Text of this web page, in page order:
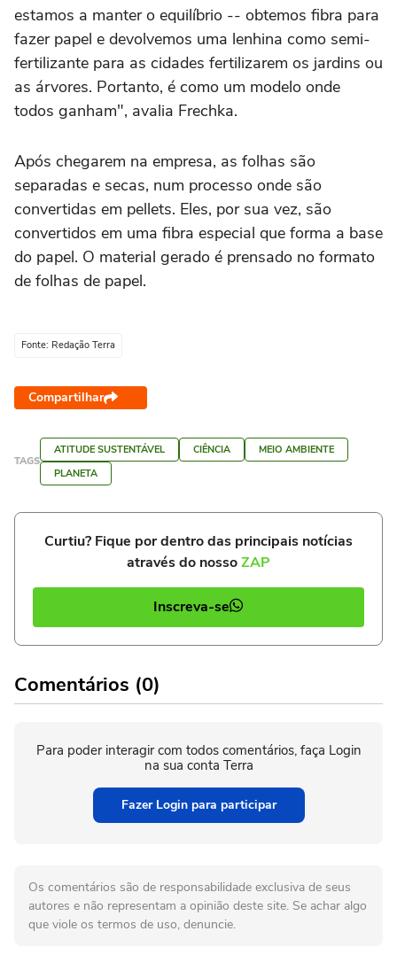
estamos a manter o equilíbrio -- obtemos fibra para
fazer papel e devolvemos uma lenhina como semi-
fertilizante para as cidades fertilizarem os jardins ou
as árvores. Portanto, é como um modelo onde
todos ganham", avalia Frechka.
Após chegarem na empresa, as folhas são
separadas e secas, num processo onde são
convertidas em pellets. Eles, por sua vez, são
convertidos em uma fibra especial que forma a base
do papel. O material gerado é prensado no formato
de folhas de papel.
Fonte: Redação Terra
Compartilhar
TAGS
ATITUDE SUSTENTÁVEL CIÊNCIA
MEIO AMBIENTE
PLANETA
Curtiu? Fique por dentro das principais notícias
através do nossoZAP
Inscreva-se
Comentários (0)
Para poder interagir com todos comentários, faça Login
na sua conta Terra
Fazer Login para participar
Os comentários são de responsabilidade exclusiva de seus
autores e não representam a opinião deste site. Se achar algo
que viole os termos de uso, denuncie.